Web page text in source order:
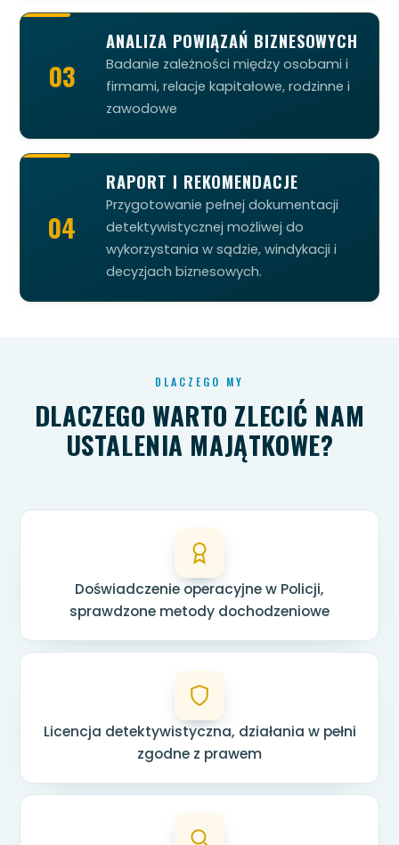
03
ANALIZA POWIĄZAŃ BIZNESOWYCH
Badanie zależności między osobami i
firmami, relacje kapitałowe, rodzinne i
zawodowe
04
RAPORT I REKOMENDACJE
Przygotowanie pełnej dokumentacji
detektywistycznej możliwej do
wykorzystania w sądzie, windykacji i
decyzjach biznesowych.
DLACZEGO MY
DLACZEGO WARTO ZLECIĆ NAM
USTALENIA MAJĄTKOWE?
Doświadczenie operacyjne w Policji,
sprawdzone metody dochodzeniowe
Licencja detektywistyczna, działania w pełni
zgodne z prawem